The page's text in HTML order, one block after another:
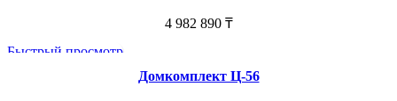
4 982 890 ₸
Быстрый просмотр
Домкомплект Ц-56